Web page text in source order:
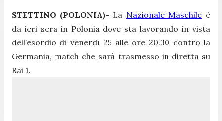
STETTINO (POLONIA)- La Nazionale Maschile è
da ieri sera in Polonia dove sta lavorando in vista
dell’esordio di venerdì 25 alle ore 20.30 contro la
Germania, match che sarà trasmesso in diretta su
Rai 1.